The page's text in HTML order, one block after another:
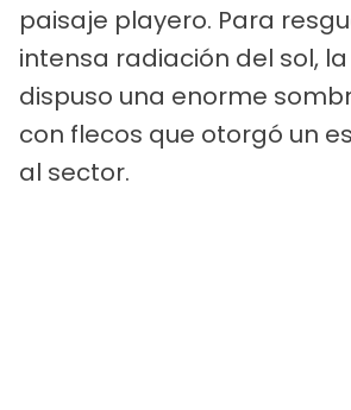
paisaje playero. Para
intensa radiación del sol,
dispuso una enorme
con flecos que otorgó un
al sector.